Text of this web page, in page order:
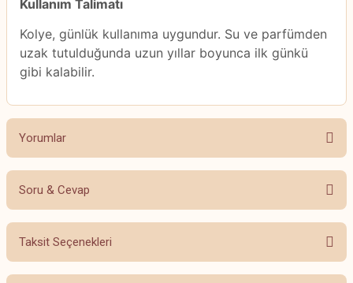
Kullanım Talimatı
Kolye, günlük kullanıma uygundur. Su ve parfümden
uzak tutulduğunda uzun yıllar boyunca ilk günkü
gibi kalabilir.
Yorumlar
Bu ürüne ilk yorumu siz yapın!
Soru & Cevap
Ürün hakkında henüz soru sorulmamış.
Taksit Seçenekleri